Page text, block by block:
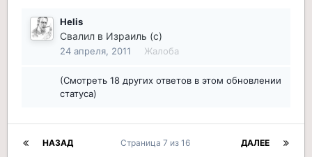
Helis
Свалил в Израиль (с)
24 апреля, 2011 Жалоба
(Смотреть 18 других ответов в этом обновлении
статуса)
НАЗАД ДАЛЕЕ
Страница 7 из 16